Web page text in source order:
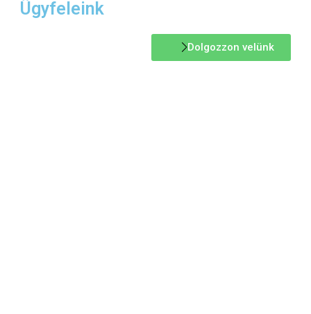
Ügyfeleink
Dolgozzon velünk